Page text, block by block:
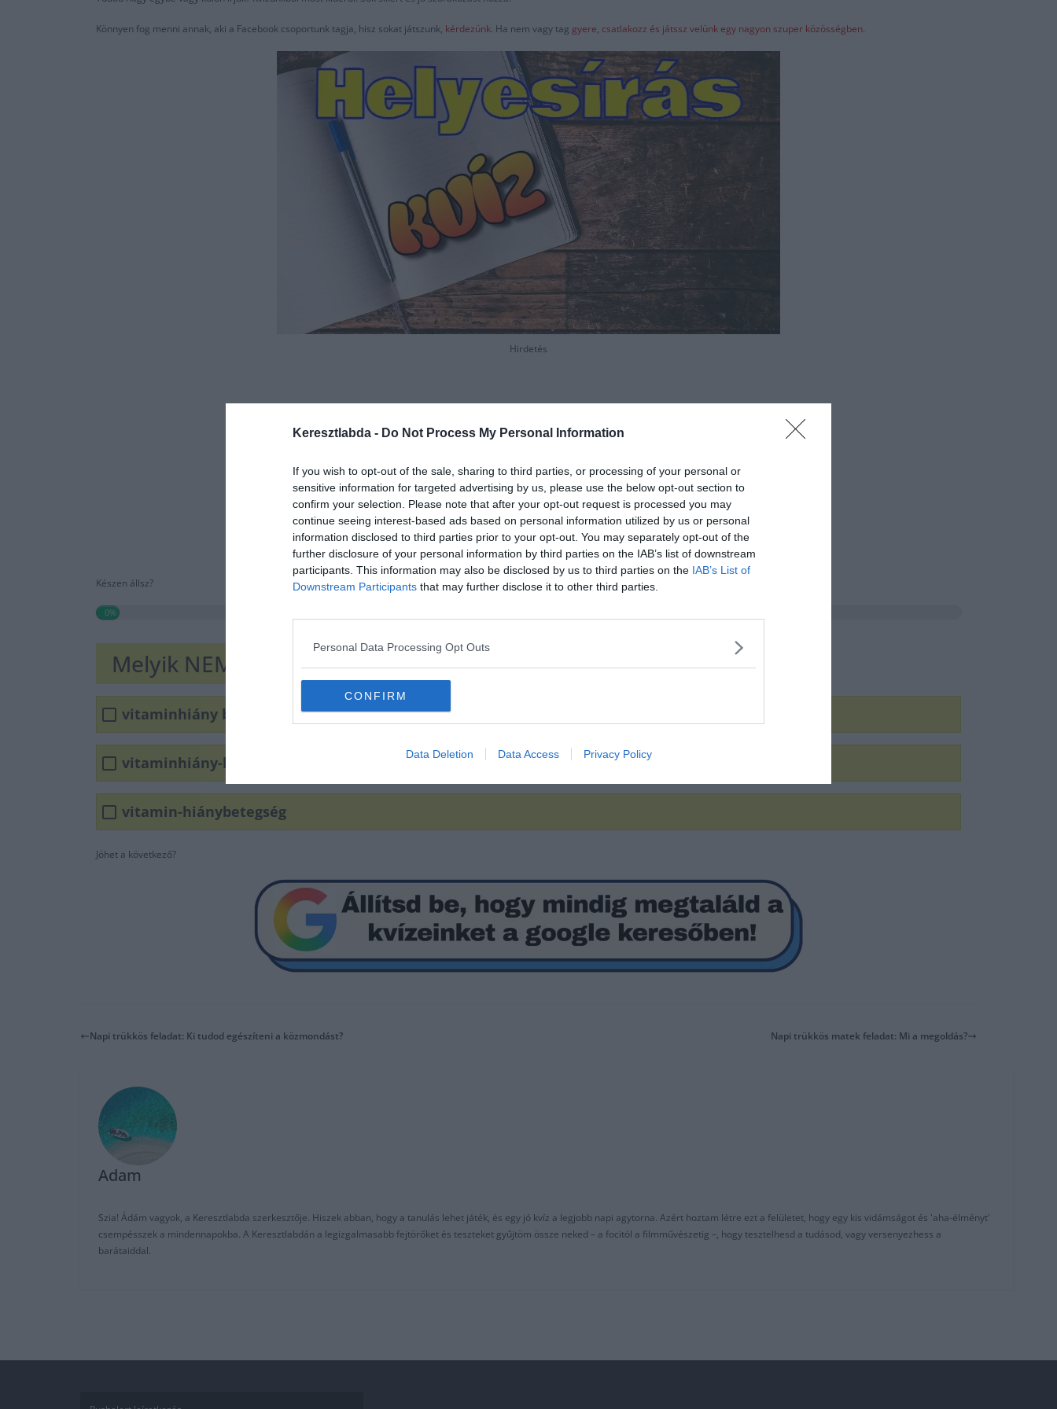
Keresztlabda - Do Not Process My Personal Information
If you wish to opt-out of the sale, sharing to third parties, or processing of your personal or
sensitive information for targeted advertising by us, please use the below opt-out section to
confirm your selection. Please note that after your opt-out request is processed you may
continue seeing interest-based ads based on personal information utilized by us or personal
information disclosed to third parties prior to your opt-out. You may separately opt-out of the
further disclosure of your personal information by third parties on the IAB’s list of downstream
participants. This information may also be disclosed by us to third parties on the IAB’s List of
Downstream Participants that may further disclose it to other third parties.
Personal Data Processing Opt Outs
CONFIRM
Data Deletion Data Access Privacy Policy
Könnyen fog menni annak, aki a Facebook csoportunk tagja, hisz sokat játszunk, kérdezünk. Ha nem vagy tag gyere, csatlakozz és játssz velünk egy nagyon szuper közösségben.
Hirdetés
Készen állsz?
0%
Melyik NEM helyes?
vitaminhiány betegség
vitaminhiány-betegség
vitamin-hiánybetegség
Jöhet a következő?
Napi trükkös feladat: Ki tudod egészíteni a közmondást? Napi trükkös matek feladat: Mi a megoldás?
Adam
Szia! Ádám vagyok, a Keresztlabda szerkesztője. Hiszek abban, hogy a tanulás lehet játék, és egy jó kvíz a legjobb napi agytorna. Azért hoztam létre ezt a felületet, hogy egy kis vidámságot és 'aha-élményt'
csempésszek a mindennapokba. A Keresztlabdán a legizgalmasabb fejtörőket és teszteket gyűjtöm össze neked – a focitól a filmművészetig –, hogy tesztelhesd a tudásod, vagy versenyezhess a
barátaiddal.